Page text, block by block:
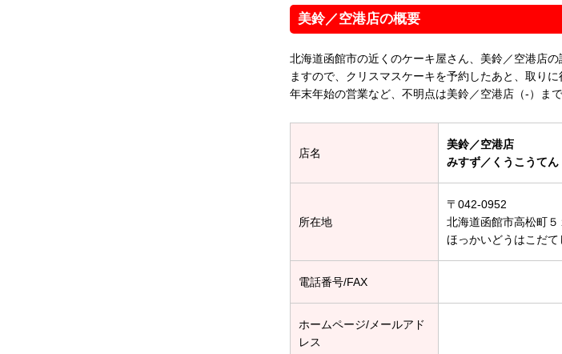
美鈴／空港店の概要
北海道函館市の近くのケーキ屋さん、美鈴／空港店
ますので、クリスマスケーキを予約したあと、取り
年末年始の営業など、不明点は美鈴／空港店（-）ま
店名
美鈴／空港店
みすず／くうこうてん
所在地
〒042-0952
北海道函館市高松町５
ほっかいどうはこだて
電話番号/FAX
ホームページ/メールアド
レス